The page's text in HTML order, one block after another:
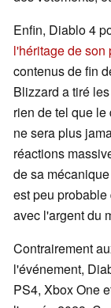
Enfin, Diablo 4
l'héritage de son
contenus de fin
Blizzard a tiré
rien de tel que
ne sera plus
réactions
de sa
est peu
avec l'argent du
Contrairement
l'événement,
PS4, Xbox One